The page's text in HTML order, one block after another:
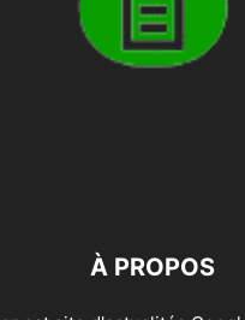
À PROPOS